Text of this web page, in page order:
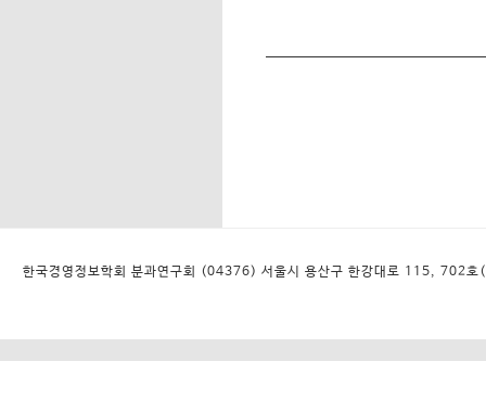
한국경영정보학회 분과연구회 (04376) 서울시 용산구 한강대로